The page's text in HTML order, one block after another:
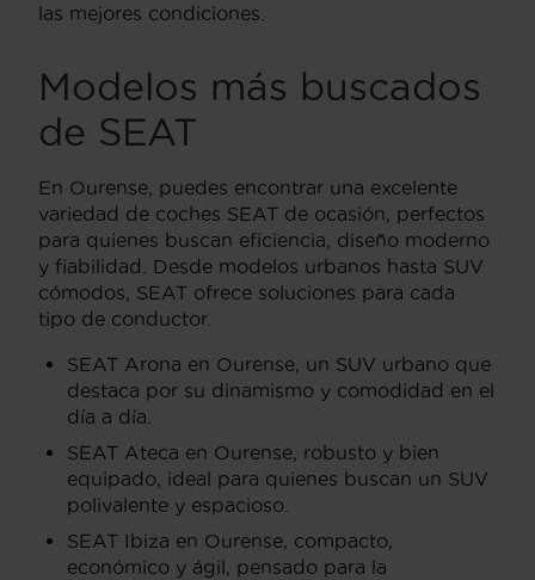
las mejores condiciones.
Modelos más buscados
de SEAT
En Ourense, puedes encontrar una excelente
variedad de coches SEAT de ocasión, perfectos
para quienes buscan eficiencia, diseño moderno
y fiabilidad. Desde modelos urbanos hasta SUV
cómodos, SEAT ofrece soluciones para cada
tipo de conductor.
SEAT Arona en Ourense, un SUV urbano que
destaca por su dinamismo y comodidad en el
día a día.
SEAT Ateca en Ourense, robusto y bien
equipado, ideal para quienes buscan un SUV
polivalente y espacioso.
SEAT Ibiza en Ourense, compacto,
económico y ágil, pensado para la